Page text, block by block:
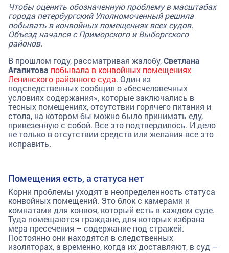
Чтобы оценить обозначенную проблему в масштабах
города петербургский Уполномоченный решила
побывать в конвойных помещениях всех судов.
Объезд начался с Приморского и Выборгского
районов.
В прошлом году, рассматривая жалобу,Светлана
Агапитова побывала в конвойных помещениях
Ленинского районного суда. Один из
подследственных сообщил о «бесчеловечных
условиях содержания», которые заключались в
тесных помещениях, отсутствии горячего питания и
стола, на котором бы можно было принимать еду,
привезенную с собой. Все это подтвердилось. И дело
не только в отсутствии средств или желания все это
исправить.
Помещения есть, а статуса нет
Корни проблемы уходят в неопределенность статуса
конвойных помещений. Это блок с камерами и
комнатами для конвоя, который есть в каждом суде.
Туда помещаются граждане, для которых избрана
мера пресечения – содержание под стражей.
Постоянно они находятся в следственных
изоляторах, а временно, когда их доставляют, в суд –